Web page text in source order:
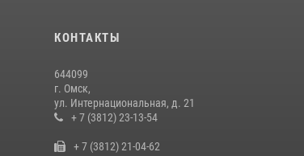
КОНТАКТЫ
644099
г. Омск,
ул. Интернациональная, д. 21
+ 7 (3812) 23-13-54
+ 7 (3812) 21-04-62